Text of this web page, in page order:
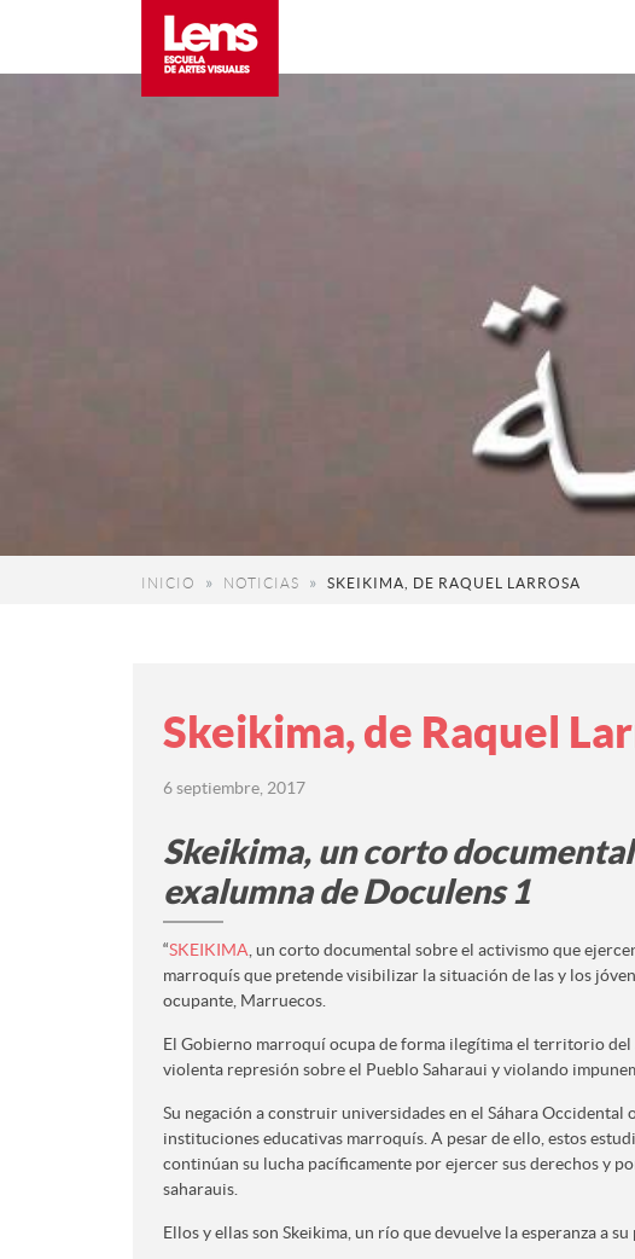
INICIO NOTICIAS SKEIKIMA, DE RAQUEL LARROSA
Skeikima, de Raquel
6 septiembre, 2017
Skeikima, un corto
exalumna de Doculens 1
“SKEIKIMA , un corto documental sobre el activismo que
marroquís que pretende visibilizar la situación de las y los
ocupante, Marruecos.
El Gobierno marroquí ocupa de forma ilegítima el territorio del
violenta represión sobre el Pueblo Saharaui y violando
Su negación a construir universidades en el Sáhara Occidental
instituciones educativas marroquís. A pesar de ello, estos
continúan su lucha pacíficamente por ejercer sus derechos y
saharauis.
Ellos y ellas son Skeikima, un río que devuelve la esperanza a su